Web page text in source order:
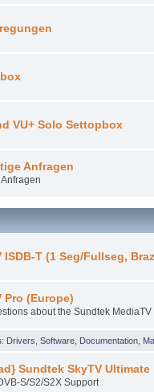
VU+ Solo Settopbox
Anfragen
ISDB-T (1 Seg/Fullseg,
Pro (Europe)
about the Sundtek MediaTV
: Drivers Software Documentation
Sundtek SkyTV Ultimate
S/S2/S2X Support